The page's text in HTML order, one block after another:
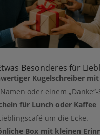
Besonderes für
Kugelschreiber
oder einem
für Lunch oder Kaffee
um die Ecke.
Box mit kleinen